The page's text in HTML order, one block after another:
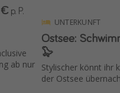
ab nur
p. P.
UNTERKUNFT
Ostsee:
🦭
Stylischer könnt ihr
der Ostsee